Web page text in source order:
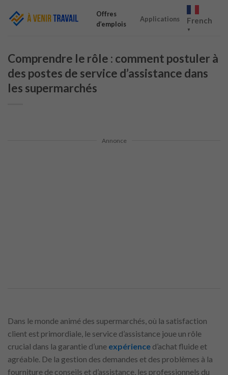
Offres
d’emplois
Applications French
▼
Comprendre le rôle : comment postuler à
des postes de service d’assistance dans
les supermarchés
Annonce
Dans le monde animé des supermarchés, où la satisfaction
client est primordiale, le service d’assistance joue un rôle
crucial dans la garantie d’une expérience d’achat fluide et
agréable. De la gestion des demandes et des problèmes à la
fourniture de conseils et d’assistance, les professionnels du